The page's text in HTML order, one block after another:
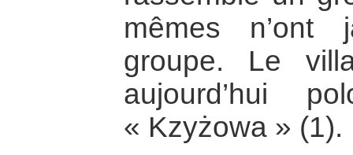
mêmes n’ont
groupe. Le
aujourd’hui
« Kzyżowa » (1).